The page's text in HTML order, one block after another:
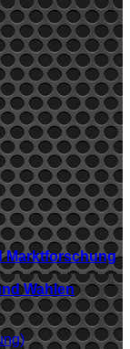
Marktforschung
Wahlen